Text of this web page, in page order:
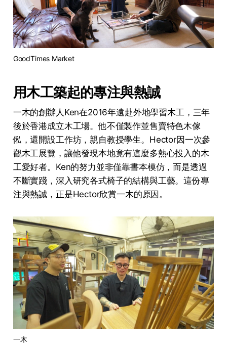
GoodTimes Market
用木工築起的專注與熱誠
一木的創辦人Ken在2016年遠赴外地學習木工，三年
後於香港成立木工場。他不僅製作並售賣特色木傢
俬，還開設工作坊，親自教授學生。Hector因一次參
觀木工展覽，讓他發現本地竟有這麼多熱心投入的木
工愛好者。Ken的努力並非僅靠書本模仿，而是透過
不斷實踐，深入研究各式椅子的結構與工藝。這份專
注與熱誠，正是Hector欣賞一木的原因。
一木